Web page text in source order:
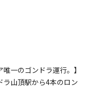
一のゴンドラ運行。】
山頂駅から4本のロン